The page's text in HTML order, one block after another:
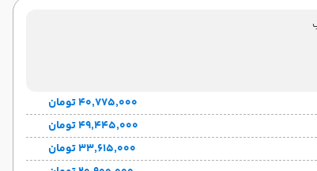
۴۰٬۷۷۵٬۰۰۰ تومان
۴۹٬۴۴۵٬۰۰۰ تومان
۳۳٬۶۱۵٬۰۰۰ تومان